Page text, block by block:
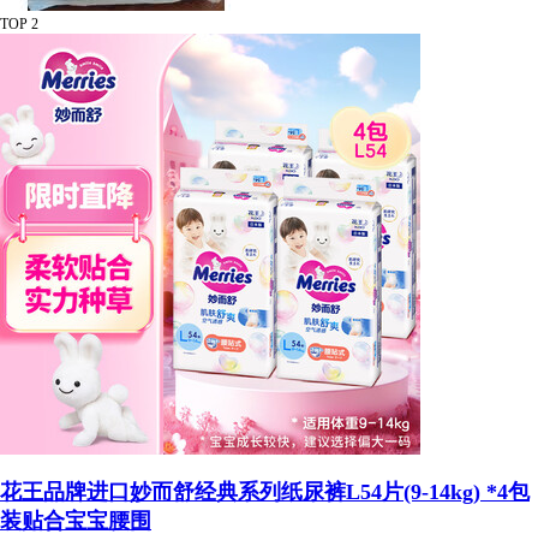
TOP 2
花王品牌进口妙而舒经典系列纸尿裤L54片(9-14kg) *4包
装贴合宝宝腰围